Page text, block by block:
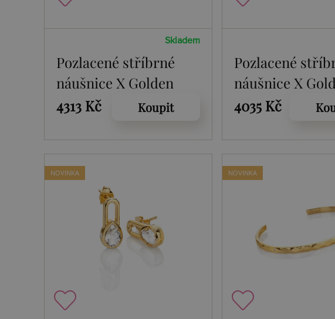
Skladem
Pozlacené stříbrné
náušnice X Golden
Edit Athena DE890
4313 Kč Koupit
Pozlacené
náušnice X
Edit Paired
4035 Kč
NOVINKA NOVINKA